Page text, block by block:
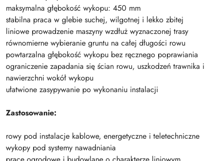
maksymalna głębokość wykopu: 450 mm
stabilna praca w glebie suchej, wilgotnej i lekko zbitej
liniowe prowadzenie maszyny wzdłuż wyznaczonej trasy
równomierne wybieranie gruntu na całej długości rowu
powtarzalna głębokość wykopu bez ręcznego poprawiania
ograniczenie zapadania się ścian rowu, uszkodzeń trawnika i
nawierzchni wokół wykopu
ułatwione zasypywanie po wykonaniu instalacji
Zastosowanie:
rowy pod instalacje kablowe, energetyczne i teletechniczne
wykopy pod systemy nawadniania